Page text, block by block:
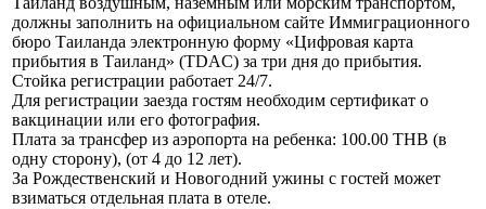
должны заполнить на официальном сайте Иммиграционного
бюро Таиланда электронную форму «Цифровая карта
прибытия в Таиланд» (TDAC) за три дня до прибытия.
Стойка регистрации работает 24/7.
Для регистрации заезда гостям необходим сертификат о
вакцинации или его фотография.
Плата за трансфер из аэропорта на ребенка: 100.00 THB (в
одну сторону), (от 4 до 12 лет).
За Рождественский и Новогодний ужины с гостей может
взиматься отдельная плата в отеле.